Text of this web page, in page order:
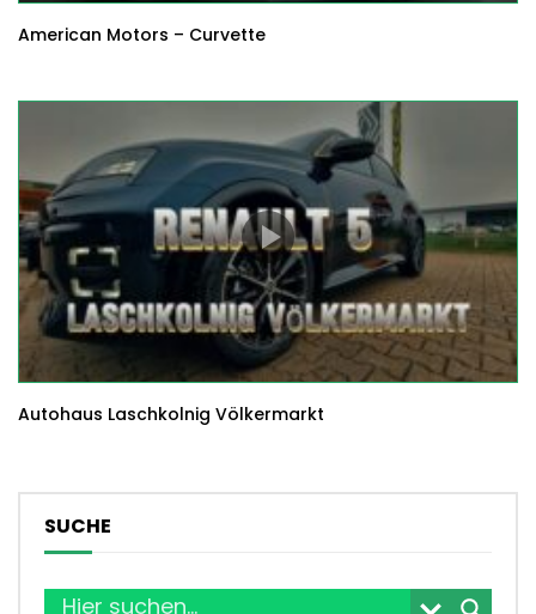
American Motors – Curvette
Autohaus Laschkolnig Völkermarkt
SUCHE